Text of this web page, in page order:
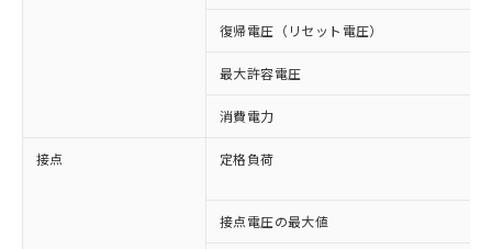
復帰電圧（リセット電圧）
最大許容電圧
消費電力
接点 定格負荷
接点電圧の最大値